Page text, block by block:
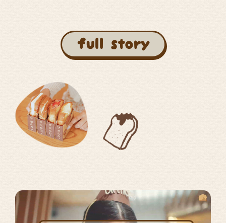
full story